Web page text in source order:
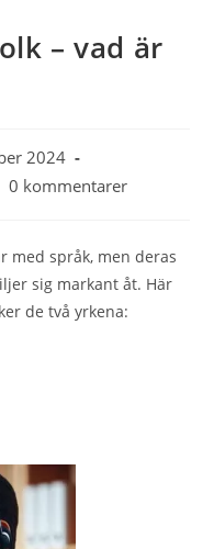
– vad är
2024
0 kommentarer
med språk, men deras
sig markant åt. Här
de två yrkena: